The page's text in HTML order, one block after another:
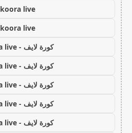
koora live
koora live
كورة لايف - koora live
كورة لايف - koora live
كورة لايف - koora live
كورة لايف - koora live
كورة لايف - koora live